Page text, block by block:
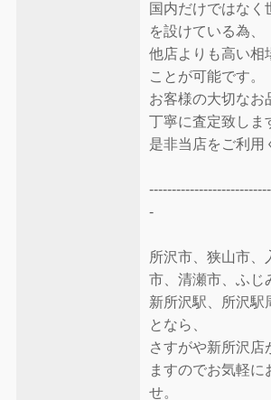
国内だけではなく
を設けている為、
他店よりも高い相
ことが可能です。
お客様の大切なお
丁寧に査定致しま
是非当店をご利用
-
所沢市、狭山市、
市、清瀬市、ふじ
新所沢駅、所沢駅
となら、
さすがや新所沢店
ますのでお気軽に
せ。